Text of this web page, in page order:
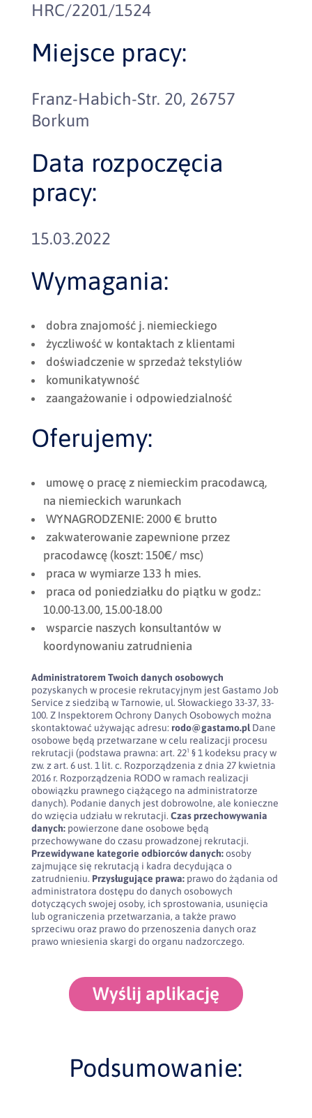
HRC/2201/1524
Miejsce pracy:
Franz-Habich-Str. 20, 26757
Borkum
Data rozpoczęcia
pracy:
15.03.2022
Wymagania:
dobra znajomość j. niemieckiego
życzliwość w kontaktach z klientami
doświadczenie w sprzedaż tekstyliów
komunikatywność
zaangażowanie i odpowiedzialność
Oferujemy:
umowę o pracę z niemieckim pracodawcą,
na niemieckich warunkach
WYNAGRODZENIE: 2000 € brutto
zakwaterowanie zapewnione przez
pracodawcę (koszt: 150€/ msc)
praca w wymiarze 133 h mies.
praca od poniedziałku do piątku w godz.:
10.00-13.00, 15.00-18.00
wsparcie naszych konsultantów w
koordynowaniu zatrudnienia
Administratorem Twoich danych osobowych
pozyskanych w procesie rekrutacyjnym jest Gastamo Job
Service z siedzibą w Tarnowie, ul. Słowackiego 33-37, 33-
100. Z Inspektorem Ochrony Danych Osobowych można
skontaktować używając adresu: rodo@gastamo.plDane
osobowe będą przetwarzane w celu realizacji procesu
rekrutacji (podstawa prawna: art. 22¹ § 1 kodeksu pracy w
zw. z art. 6 ust. 1 lit. c. Rozporządzenia z dnia 27 kwietnia
2016 r. Rozporządzenia RODO w ramach realizacji
obowiązku prawnego ciążącego na administratorze
danych). Podanie danych jest dobrowolne, ale konieczne
do wzięcia udziału w rekrutacji. Czas przechowywania
danych:powierzone dane osobowe będą
przechowywane do czasu prowadzonej rekrutacji.
Przewidywane kategorie odbiorców danych:osoby
zajmujące się rekrutacją i kadra decydująca o
zatrudnieniu. Przysługujące prawa:prawo do żądania od
administratora dostępu do danych osobowych
dotyczących swojej osoby, ich sprostowania, usunięcia
lub ograniczenia przetwarzania, a także prawo
sprzeciwu oraz prawo do przenoszenia danych oraz
prawo wniesienia skargi do organu nadzorczego.
Wyślij aplikację
Podsumowanie: